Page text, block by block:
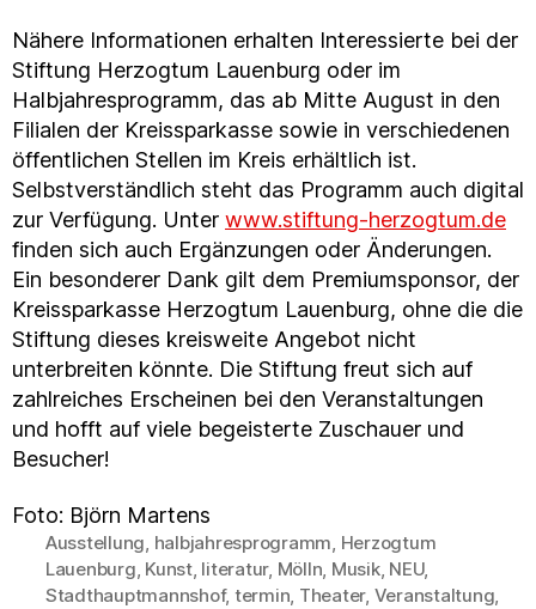
Nähere Informationen erhalten Interessierte bei der
Stiftung Herzogtum Lauenburg oder im
Halbjahresprogramm, das ab Mitte August in den
Filialen der Kreissparkasse sowie in verschiedenen
öffentlichen Stellen im Kreis erhältlich ist.
Selbstverständlich steht das Programm auch digital
zur Verfügung. Unter www.stiftung-herzogtum.de
finden sich auch Ergänzungen oder Änderungen.
Ein besonderer Dank gilt dem Premiumsponsor, der
Kreissparkasse Herzogtum Lauenburg, ohne die die
Stiftung dieses kreisweite Angebot nicht
unterbreiten könnte. Die Stiftung freut sich auf
zahlreiches Erscheinen bei den Veranstaltungen
und hofft auf viele begeisterte Zuschauer und
Besucher!
Foto: Björn Martens
Schlagwörter
Ausstellung, halbjahresprogramm, Herzogtum
Lauenburg, Kunst, literatur, Mölln, Musik, NEU,
Stadthauptmannshof, termin, Theater, Veranstaltung,